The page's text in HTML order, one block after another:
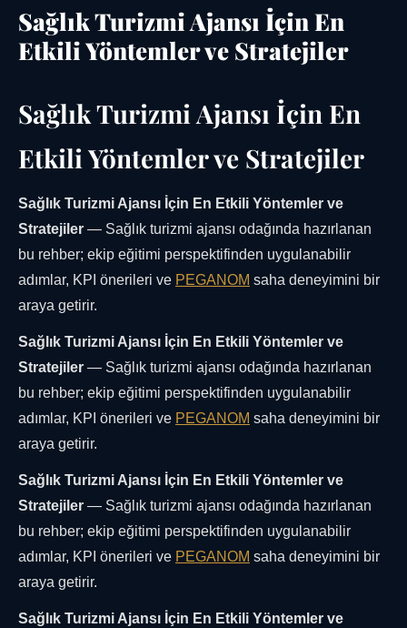
Sağlık Turizmi Ajansı İçin En
Etkili Yöntemler ve Stratejiler
Sağlık Turizmi Ajansı İçin En
Etkili Yöntemler ve Stratejiler
Sağlık Turizmi Ajansı İçin En Etkili Yöntemler ve
Stratejiler — Sağlık turizmi ajansı odağında hazırlanan
bu rehber; ekip eğitimi perspektifinden uygulanabilir
adımlar, KPI önerileri ve PEGANOM saha deneyimini bir
araya getirir.
Sağlık Turizmi Ajansı İçin En Etkili Yöntemler ve
Stratejiler — Sağlık turizmi ajansı odağında hazırlanan
bu rehber; ekip eğitimi perspektifinden uygulanabilir
adımlar, KPI önerileri ve PEGANOM saha deneyimini bir
araya getirir.
Sağlık Turizmi Ajansı İçin En Etkili Yöntemler ve
Stratejiler — Sağlık turizmi ajansı odağında hazırlanan
bu rehber; ekip eğitimi perspektifinden uygulanabilir
adımlar, KPI önerileri ve PEGANOM saha deneyimini bir
araya getirir.
Sağlık Turizmi Ajansı İçin En Etkili Yöntemler ve